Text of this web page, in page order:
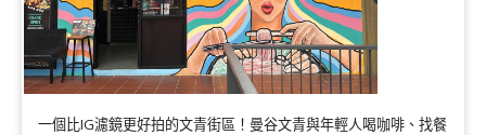
一個比IG濾鏡更好拍的文青街區！曼谷文青與年輕人喝咖啡、找餐